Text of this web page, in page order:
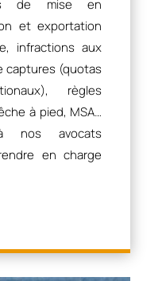
de mise en
et exportation
infractions aux
captures (quotas
règles
à pied, MSA…
nos avocats
en charge